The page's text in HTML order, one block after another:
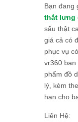
Bạn đang
thắt lưng
sấu thật
giá cả có
phục vụ
vr360
phẩm đồ
lý, kèm
hạn cho
Liên Hệ: